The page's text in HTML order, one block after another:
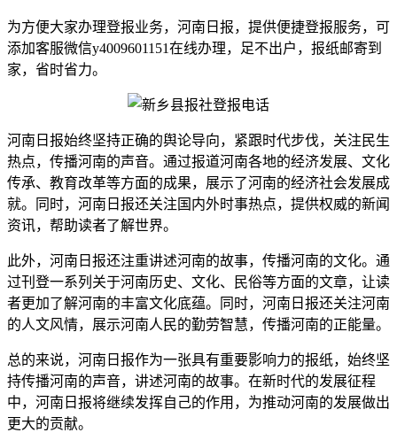
为方便大家办理登报业务，河南日报，提供便捷登报服务，可
添加客服微信y4009601151在线办理，足不出户，报纸邮寄到
家，省时省力。
河南日报始终坚持正确的舆论导向，紧跟时代步伐，关注民生
热点，传播河南的声音。通过报道河南各地的经济发展、文化
传承、教育改革等方面的成果，展示了河南的经济社会发展成
就。同时，河南日报还关注国内外时事热点，提供权威的新闻
资讯，帮助读者了解世界。
此外，河南日报还注重讲述河南的故事，传播河南的文化。通
过刊登一系列关于河南历史、文化、民俗等方面的文章，让读
者更加了解河南的丰富文化底蕴。同时，河南日报还关注河南
的人文风情，展示河南人民的勤劳智慧，传播河南的正能量。
总的来说，河南日报作为一张具有重要影响力的报纸，始终坚
持传播河南的声音，讲述河南的故事。在新时代的发展征程
中，河南日报将继续发挥自己的作用，为推动河南的发展做出
更大的贡献。